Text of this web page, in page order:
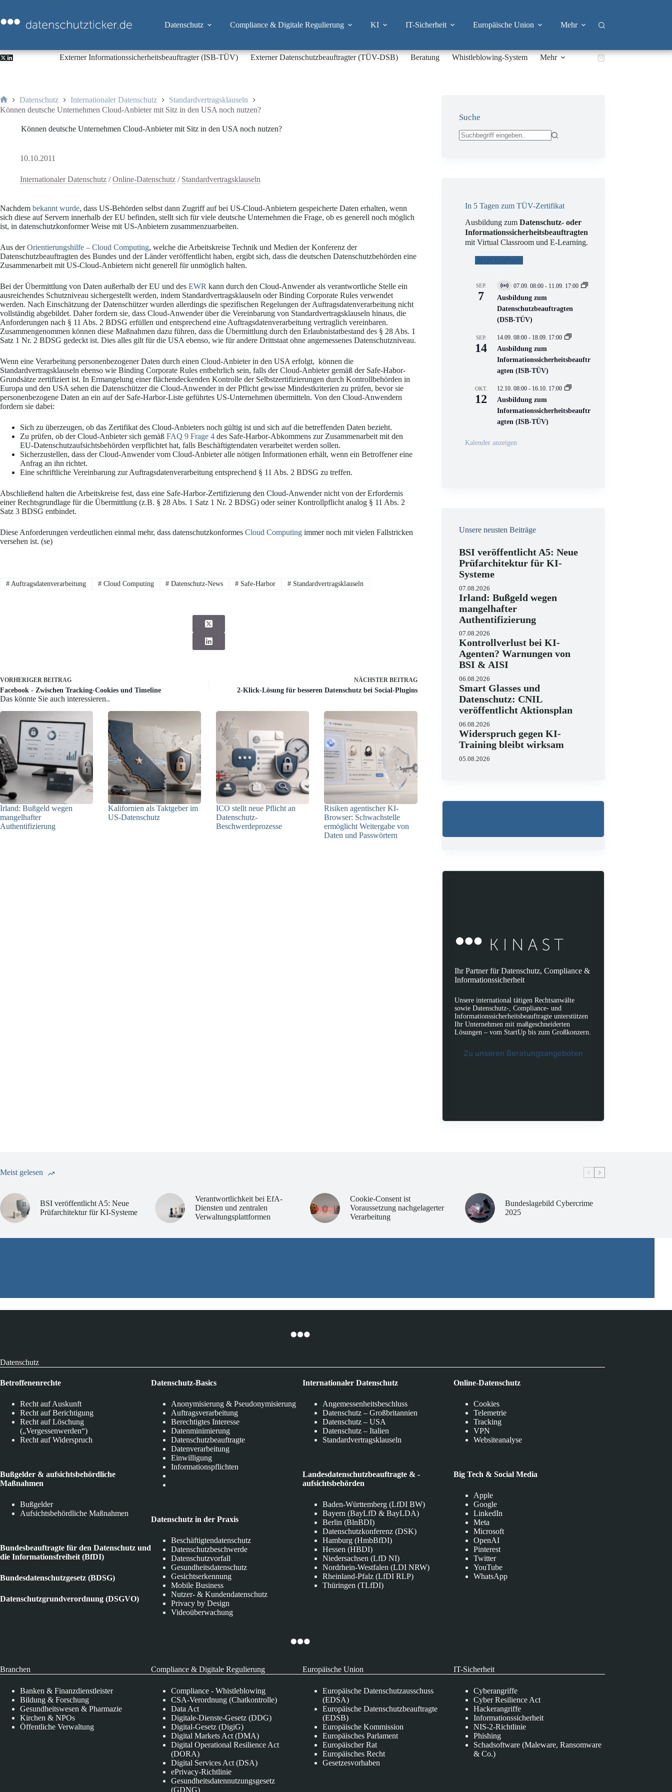
springen
Datenschutz Compliance & Digitale Regulierung KI IT-Sicherheit Europäische Union Mehr
Externer Informationssicherheitsbeauftragter (ISB-TÜV) Externer Datenschutzbeauftragter (TÜV-DSB) Beratung Whistleblowing-System Mehr Warenkorb
Start
Datenschutz Internationaler Datenschutz
Standardvertragsklauseln
Können deutsche Unternehmen Cloud-Anbieter mit Sitz in den USA noch nutzen?
Können deutsche Unternehmen Cloud-Anbieter mit Sitz in den USA noch nutzen?
10.10.2011
Internationaler Datenschutz /Online-Datenschutz / Standardvertragsklauseln
Nachdem bekannt wurde, dass US-Behörden selbst dann Zugriff auf bei US-Cloud-Anbietern gespeicherte Daten erhalten, wenn
sich diese auf Servern innerhalb der EU befinden, stellt sich für viele deutsche Unternehmen die Frage, ob es generell noch möglich
ist, in datenschutzkonformer Weise mit US-Anbietern zusammenzuarbeiten.
Aus derOrientierungshilfe – Cloud Computing, welche die Arbeitskreise Technik und Medien der Konferenz der
Datenschutzbeauftragten des Bundes und der Länder veröffentlicht haben, ergibt sich, dass die deutschen Datenschutzbehörden eine
Zusammenarbeit mit US-Cloud-Anbietern nicht generell für unmöglich halten.
Bei der Übermittlung von Daten außerhalb der EU und des EWR kann durch den Cloud-Anwender als verantwortliche Stelle ein
ausreichendes Schutzniveau sichergestellt werden, indem Standardvertragsklauseln oder Binding Corporate Rules verwendet
werden. Nach Einschätzung der Datenschützer wurden allerdings die spezifischen Regelungen der Auftragsdatenverarbeitung nicht
vollständig abgebildet. Daher fordern sie, dass Cloud-Anwender über die Vereinbarung von Standardvertragsklauseln hinaus, die
Anforderungen nach § 11 Abs. 2 BDSG erfüllen und entsprechend eine Auftragsdatenverarbeitung vertraglich vereinbaren.
Zusammengenommen können diese Maßnahmen dazu führen, dass die Übermittlung durch den Erlaubnistatbestand des § 28 Abs. 1
Satz 1 Nr. 2 BDSG gedeckt ist. Dies alles gilt für die USA ebenso, wie für andere Drittstaat ohne angemessenes Datenschutzniveau.
Wenn eine Verarbeitung personenbezogener Daten durch einen Cloud-Anbieter in den USA erfolgt, können die
Standardvertragsklauseln ebenso wie Binding Corporate Rules entbehrlich sein, falls der Cloud-Anbieter gemäß der Safe-Habor-
Grundsätze zertifiziert ist. In Ermangelung einer flächendeckenden Kontrolle der Selbstzertifizierungen durch Kontrollbehörden in
Europa und den USA sehen die Datenschützer die Cloud-Anwender in der Pflicht gewisse Mindestkriterien zu prüfen, bevor sie
personenbezogene Daten an ein auf der Safe-Harbor-Liste geführtes US-Unternehmen übermitteln. Von den Cloud-Anwendern
fordern sie dabei:
Sich zu überzeugen, ob das Zertifikat des Cloud-Anbieters noch gültig ist und sich auf die betreffenden Daten bezieht.
Zu prüfen, ob der Cloud-Anbieter sich gemäß FAQ 9 Frage 4 des Safe-Harbor-Abkommens zur Zusammenarbeit mit den
EU-Datenschutzaufsichtsbehörden verpflichtet hat, falls Beschäftigtendaten verarbeitet werden sollen.
Sicherzustellen, dass der Cloud-Anwender vom Cloud-Anbieter alle nötigen Informationen erhält, wenn ein Betroffener eine
Anfrag an ihn richtet.
Eine schriftliche Vereinbarung zur Auftragsdatenverarbeitung entsprechend § 11 Abs. 2 BDSG zu treffen.
Abschließend halten die Arbeitskreise fest, dass eine Safe-Harbor-Zertifizierung den Cloud-Anwender nicht von der Erfordernis
einer Rechtsgrundlage für die Übermittlung (z.B. § 28 Abs. 1 Satz 1 Nr. 2 BDSG) oder seiner Kontrollpflicht analog § 11 Abs. 2
Satz 3 BDSG entbindet.
Diese Anforderungen verdeutlichen einmal mehr, dass datenschutzkonformes Cloud Computing immer noch mit vielen Fallstricken
versehen ist. (se)
#Auftragsdatenverarbeitung #Cloud Computing # Datenschutz-News # Safe-Harbor # Standardvertragsklauseln
VORHERIGER BEITRAG
Facebook - Zwischen Tracking-Cookies und Timeline
NÄCHSTER BEITRAG
2-Klick-Lösung für besseren Datenschutz bei Social-Plugins
Das könnte Sie auch interessieren..
Irland: Bußgeld wegen
mangelhafter
Authentifizierung
Kalifornien als Taktgeber im
US-Datenschutz
ICO stellt neue Pflicht an
Datenschutz-
Beschwerdeprozesse
Risiken agentischer KI-
Browser: Schwachstelle
ermöglicht Weitergabe von
Daten und Passwörtern
Suche
In 5 Tagen zum TÜV-Zertifikat
Ausbildung zumDatenschutz- oder
Informationssicherheitsbeauftragten
mit Virtual Classroom und E-Learning.
Jetzt buchen!
SEP.
7
V
i
t
u
l
V
e
r
n
s
t
a
t
n
07.09. 08:00 - 11.09. 17:00
Ausbildung zum
Datenschutzbeauftragten
(DSB-TÜV)
SEP.
14
14.09. 08:00 - 18.09. 17:00
Ausbildung zum
Informationssicherheitsbeauftr
agten (ISB-TÜV)
OKT.
12
12.10. 08:00 - 16.10. 17:00
Ausbildung zum
Informationssicherheitsbeauftr
agten (ISB-TÜV)
Kalender anzeigen
Unsere neusten Beiträge
BSI veröffentlicht A5: Neue
Prüfarchitektur für KI-
Systeme
07.08.2026
Irland: Bußgeld wegen
mangelhafter
Authentifizierung
07.08.2026
Kontrollverlust bei KI-
Agenten? Warnungen von
BSI & AISI
06.08.2026
Smart Glasses und
Datenschutz: CNIL
veröffentlicht Aktionsplan
06.08.2026
Widerspruch gegen KI-
Training bleibt wirksam
05.08.2026
Ihr Partner für Datenschutz, Compliance &
Informationssicherheit
Unsere international tätigen Rechtsanwälte
sowie Datenschutz-, Compliance- und
Informationssicherheitsbeauftragte unterstützen
Ihr Unternehmen mit maßgeschneiderten
Lösungen – vom StartUp bis zum Großkonzern.
Zu unseren Beratungsangeboten
Meist gelesen
BSI veröffentlicht A5: Neue
Prüfarchitektur für KI-Systeme
Verantwortlichkeit bei EfA-
Diensten und zentralen
Verwaltungsplattformen
Cookie-Consent ist
Voraussetzung nachgelagerter
Verarbeitung
Bundeslagebild Cybercrime
2025
Datenschutz
Betroffenenrechte
Recht auf Auskunft
Recht auf Berichtigung
Recht auf Löschung
(„Vergessenwerden“)
Recht auf Widerspruch
Bußgelder & aufsichtsbehördliche
Maßnahmen
Bußgelder
Aufsichtsbehördliche Maßnahmen
Bundesbeauftragte für den Datenschutz und
die Informationsfreiheit (BfDI)
Bundesdatenschutzgesetz (BDSG)
Datenschutzgrundverordnung (DSGVO)
Datenschutz-Basics
Anonymisierung & Pseudonymisierung
Auftragsverarbeitung
Berechtigtes Interesse
Datenminimierung
Datenschutzbeauftragte
Datenverarbeitung
Einwilligung
Informationspflichten
Datenschutz in der Praxis
Beschäftigtendatenschutz
Datenschutzbeschwerde
Datenschutzvorfall
Gesundheitsdatenschutz
Gesichtserkennung
Mobile Business
Nutzer- & Kundendatenschutz
Privacy by Design
Videoüberwachung
Internationaler Datenschutz
Angemessenheitsbeschluss
Datenschutz – Großbritannien
Datenschutz – USA
Datenschutz – Italien
Standardvertragsklauseln
Landesdatenschutzbeauftragte & -
aufsichtsbehörden
Baden-Württemberg (LfDI BW)
Bayern (BayLfD & BayLDA)
Berlin (BlnBDI)
Datenschutzkonferenz (DSK)
Hamburg (HmbBfDI)
Hessen (HBDI)
Niedersachsen (LfD NI)
Nordrhein-Westfalen (LDI NRW)
Rheinland-Pfalz (LfDI RLP)
Thüringen (TLfDI)
Online-Datenschutz
Cookies
Telemetrie
Tracking
VPN
Websiteanalyse
Big Tech & Social Media
Apple
Google
LinkedIn
Meta
Microsoft
OpenAI
Pinterest
Twitter
YouTube
WhatsApp
Branchen
Banken & Finanzdienstleister
Bildung & Forschung
Gesundheitswesen & Pharmazie
Kirchen & NPOs
Öffentliche Verwaltung
Compliance & Digitale Regulierung
Compliance - Whistleblowing
CSA-Verordnung (Chatkontrolle)
Data Act
Digitale-Dienste-Gesetz (DDG)
Digital-Gesetz (DigiG)
Digital Markets Act (DMA)
Digital Operational Resilience Act
(DORA)
Digital Services Act (DSA)
ePrivacy-Richtlinie
Gesundheitsdatennutzungsgesetz
(GDNG)
Europäische Union
Europäische Datenschutzausschuss
(EDSA)
Europäische Datenschutzbeauftragte
(EDSB)
Europäische Kommission
Europäisches Parlament
Europäischer Rat
Europäisches Recht
Gesetzesvorhaben
IT-Sicherheit
Cyberangriffe
Cyber Resilience Act
Hackerangriffe
Informationssicherheit
NIS-2-Richtlinie
Phishing
Schadsoftware (Maleware, Ransomware
& Co.)